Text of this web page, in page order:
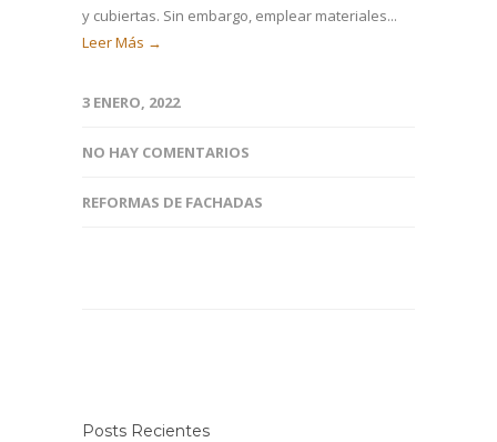
y cubiertas. Sin embargo, emplear materiales...
Leer Más →
3 ENERO, 2022
NO HAY COMENTARIOS
REFORMAS DE FACHADAS
Posts Recientes